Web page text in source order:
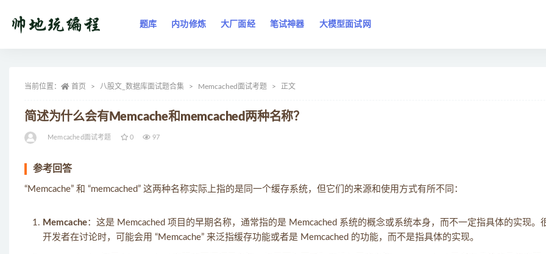
题库 内功修炼 大厂面经 笔试神器 大模型面试网
当前位置： 首页 八股文_数据库面试题合集 Memcached面试考题 正文
简述为什么会有Memcache和memcached两种名称？
Memcached面试考题 0 97
参考回答
“Memcache” 和 “memcached” 这两种名称实际上指的是同一个缓存系统，但它们的来源和使用方式有所不同：
Memcache：这是 Memcached 项目的早期名称，通常指的是 Memcached 系统的概念或系统本身，而不一定指具体的实现。
开发者在讨论时，可能会用 “Memcache” 来泛指缓存功能或者是 Memcached 的功能，而不是指具体的实现。